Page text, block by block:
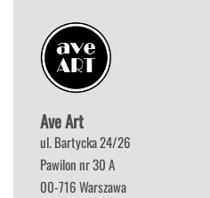
Ave Art
ul. Bartycka 24/26
Pawilon nr 30 A
00-716 Warszawa